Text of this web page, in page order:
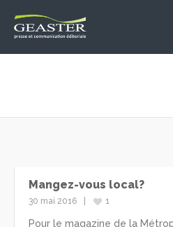
Mangez-vous local?
30 mai 2016 1
Pour le magazine de la